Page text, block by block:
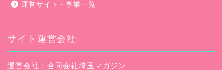
運営サイト・事業一覧
サイト運営会社
運営会社：合同会社埼玉マガジン